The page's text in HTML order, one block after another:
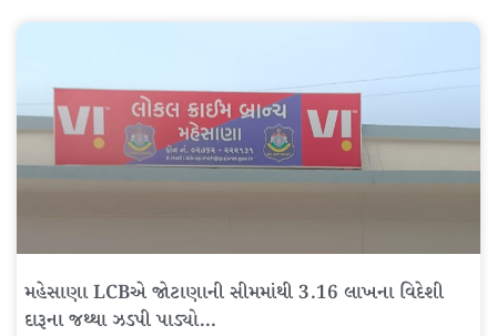
મહેસાણા LCBએ જોટાણાની સીમમાંથી 3.16 લાખના વિદેશી
દારૂના જથ્થા ઝડપી પાડ્યો…